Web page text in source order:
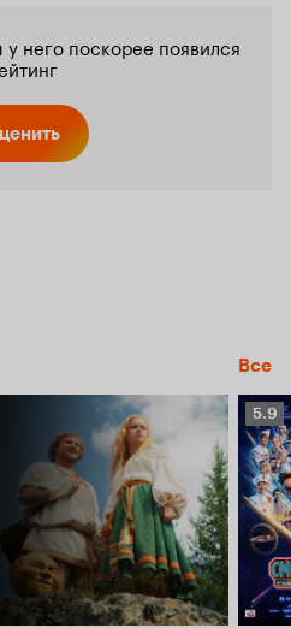
него поскорее появился
Все
5.9
5.9